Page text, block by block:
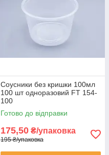
Соусники без кришки 100мл
100 шт одноразовий FT 154-
100
Готово до відправки
175,50 ₴/упаковка
195 ₴/упаковка